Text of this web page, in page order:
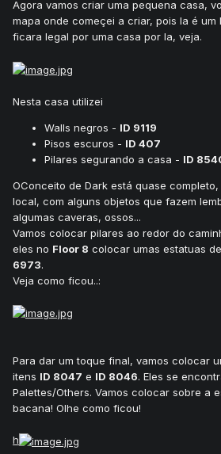
Agora vamos criar uma pequena casa,
mapa onde começei a criar, pois la é
ficara legal por uma casa por la, veja.
Nesta casa utilizei
Walls negros - ID 9119
Pisos escuros - ID 407
Pilares segurando a casa - ID
OConceito de Dark está quase
local, com alguns objetos que fazem
algumas caveras, ossos...
Vamos colocar pilares ao redor do
eles no Floor 8 colocar umas estatuas
6973.
Veja como ficou..:
Para dar um toque final, vamos colocar
itens ID 8047 e ID 8046. Eles se
Palettes/Others. Vamos colocar sobre a
bacana! Olhe como ficou!
h